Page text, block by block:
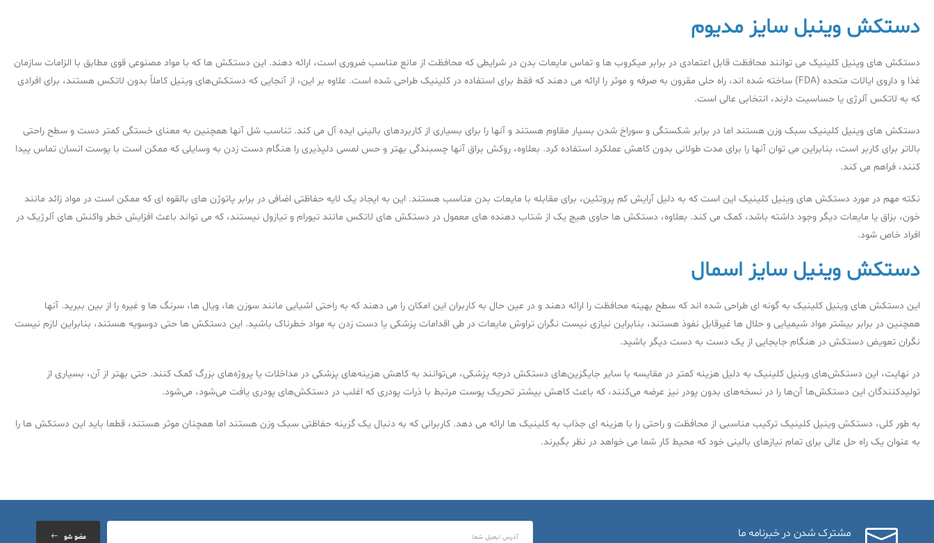
دستکش وینبل سایز مدیوم
دستکش های وینیل کلینیک می توانند محافظت قابل اعتمادی در برابر میکروب ها و تماس مایعات بدن در شرایطی که محافظت از مانع مناسب ضروری است، ارائه دهند. این دستکش ها که با مواد مصنوعی قوی مطابق با الزامات سازمان
غذا و داروی ایالات متحده (FDA) ساخته شده اند، راه حلی مقرون به صرفه و موثر را ارائه می دهند که فقط برای استفاده در کلینیک طراحی شده است. علاوه بر این، از آنجایی که دستکش‌های وینیل کاملاً بدون لاتکس هستند، برای افرادی
که به لاتکس آلرژی یا حساسیت دارند، انتخابی عالی است.
دستکش های وینیل کلینیک سبک وزن هستند اما در برابر شکستگی و سوراخ شدن بسیار مقاوم هستند و آنها را برای بسیاری از کاربردهای بالینی ایده آل می کند. تناسب شل آنها همچنین به معنای خستگی کمتر دست و سطح راحتی
بالاتر برای کاربر است، بنابراین می توان آنها را برای مدت طولانی بدون کاهش عملکرد استفاده کرد. بعلاوه، روکش براق آنها چسبندگی بهتر و حس لمسی دلپذیری را هنگام دست زدن به وسایلی که ممکن است با پوست انسان تماس پیدا
کنند، فراهم می کند.
نکته مهم در مورد دستکش های وینیل کلینیک این است که به دلیل آرایش کم پروتئین، برای مقابله با مایعات بدن مناسب هستند. این به ایجاد یک لایه حفاظتی اضافی در برابر پاتوژن های بالقوه ای که ممکن است در مواد زائد مانند
خون، بزاق یا مایعات دیگر وجود داشته باشد، کمک می کند. بعلاوه، دستکش ها حاوی هیچ یک از شتاب دهنده های معمول در دستکش های لاتکس مانند تیورام و تیازول نیستند، که می تواند باعث افزایش خطر واکنش های آلرژیک در
افراد خاص شود.
دستکش وینیل سایز اسمال
این دستکش های وینیل کلینیک به گونه ای طراحی شده اند که سطح بهینه محافظت را ارائه دهند و در عین حال به کاربران این امکان را می دهند که به راحتی اشیایی مانند سوزن ها، ویال ها، سرنگ ها و غیره را از بین ببرید. آنها
همچنین در برابر بیشتر مواد شیمیایی و حلال ها غیرقابل نفوذ هستند، بنابراین نیازی نیست نگران تراوش مایعات در طی اقدامات پزشکی یا دست زدن به مواد خطرناک باشید. این دستکش ها حتی دوسویه هستند، بنابراین لازم نیست
نگران تعویض دستکش در هنگام جابجایی از یک دست به دست دیگر باشید.
در نهایت، این دستکش‌های وینیل کلینیک به دلیل هزینه کمتر در مقایسه با سایر جایگزین‌های دستکش درجه پزشکی، می‌توانند به کاهش هزینه‌های پزشکی در مداخلات یا پروژه‌های بزرگ کمک کنند. حتی بهتر از آن، بسیاری از
تولیدکنندگان این دستکش‌ها آن‌ها را در نسخه‌های بدون پودر نیز عرضه می‌کنند، که باعث کاهش بیشتر تحریک پوست مرتبط با ذرات پودری که اغلب در دستکش‌های پودری یافت می‌شود، می‌شود.
به طور کلی، دستکش وینیل کلینیک ترکیب مناسبی از محافظت و راحتی را با هزینه ای جذاب به کلینیک ها ارائه می دهد. کاربرانی که به دنبال یک گزینه حفاظتی سبک وزن هستند اما همچنان موثر هستند، قطعا باید این دستکش ها را
به عنوان یک راه حل عالی برای تمام نیازهای بالینی خود که محیط کار شما می خواهد در نظر بگیرند.
مشترک شدن در خبرنامه ما عضو شو